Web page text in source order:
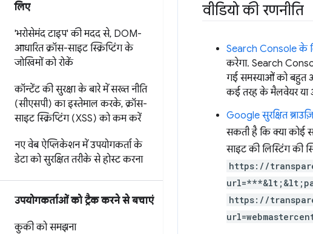
लिए
'भरोसेमंद टाइप' की मदद से, DOM-
आधारित क्रॉस-साइट स्क्रिप्टिंग के
जोखिमों को रोकें
कॉन्टेंट की सुरक्षा के बारे में सख्त नीति
(सीएसपी) का इस्तेमाल करके,क्रॉस-
साइट स्क्रिप्टिंग (XSS) को कम करें
नए वेब ऐप्लिकेशन में उपयोगकर्ता के
डेटा को सुरक्षित तरीके से होस्ट करना
उपयोगकर्ताओं को ट्रैक करने से बचाएं
कुकी को समझना
वीडियो की रणनीति
Search Console के
करेगा. Search
गई समस्याओं को बहुत
कई तरह के मैलवेयर
Google सुरक्षित
सकती है कि क्या कोई
साइट की लिस्टिंग
https://
https://